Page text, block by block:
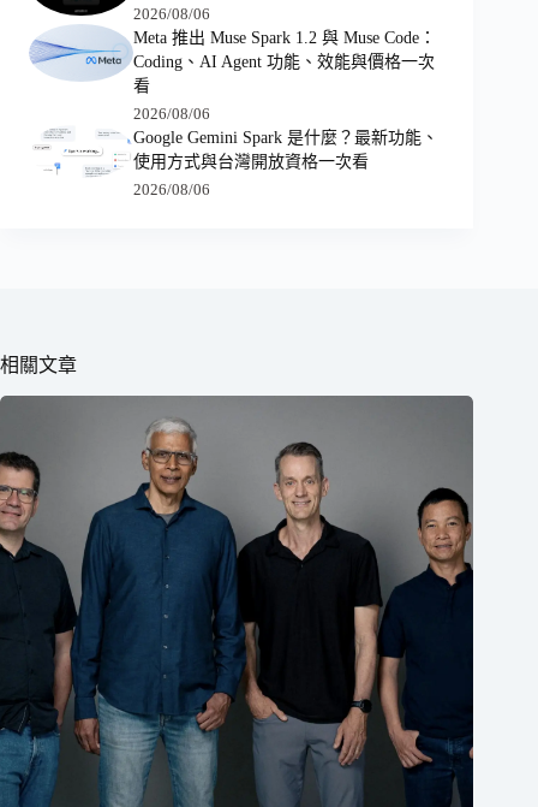
2026/08/06
Meta 推出 Muse Spark 1.2 與 Muse Code：
Coding、AI Agent 功能、效能與價格一次
看
2026/08/06
Google Gemini Spark 是什麼？最新功能、
使用方式與台灣開放資格一次看
2026/08/06
相關文章